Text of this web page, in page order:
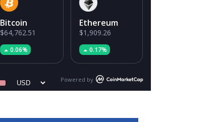
Bitcoin
$64,762.51
0.06%
Ethereum
$1,909.26
0.17%
Powered by